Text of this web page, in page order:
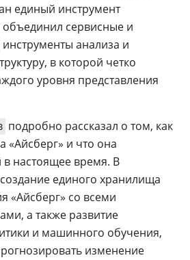
единый инструмент
объединил сервисные и
инструменты анализа и
в которой четко
уровня представления
подробно рассказал о том, как
«Айсберг» и что она
в настоящее время. В
единого хранилища
«Айсберг» со всеми
а также развитие
и машинного обучения,
изменение